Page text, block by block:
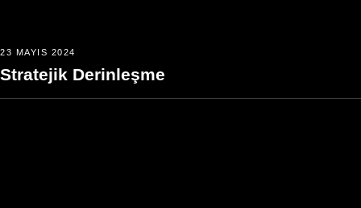
23 MAYIS 2024
Stratejik Derinleşme